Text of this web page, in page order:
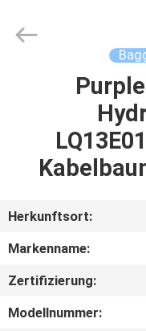
PRODUKTE
UNS
AUSFLUG
Commerce
Herkunftsort:
Markenname:
Zertifizierung:
Modellnummer: